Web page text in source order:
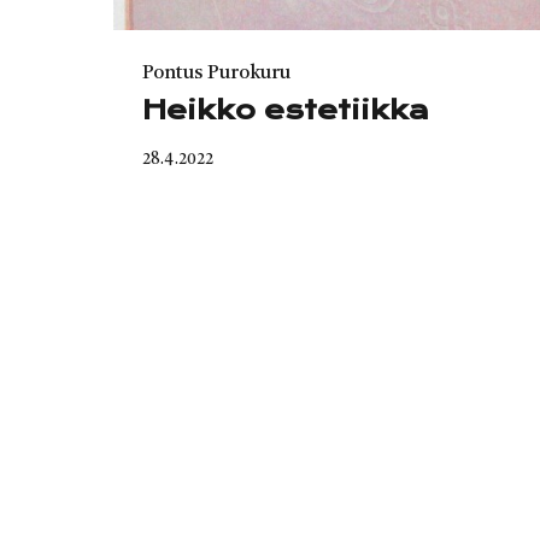
Category
Pontus Purokuru
Heikko estetiikka
Published
28.4.2022